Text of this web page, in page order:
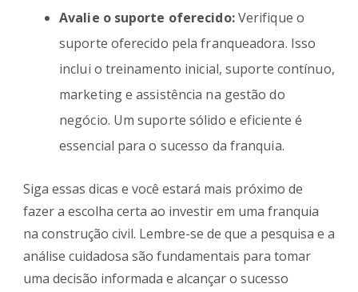
Avalie o suporte oferecido:Verifique o
suporte oferecido pela franqueadora. Isso
inclui o treinamento inicial, suporte contínuo,
marketing e assistência na gestão do
negócio. Um suporte sólido e eficiente é
essencial para o sucesso da franquia.
Siga essas dicas e você estará mais próximo de
fazer a escolha certa ao investir em uma franquia
na construção civil. Lembre-se de que a pesquisa e a
análise cuidadosa são fundamentais para tomar
uma decisão informada e alcançar o sucesso